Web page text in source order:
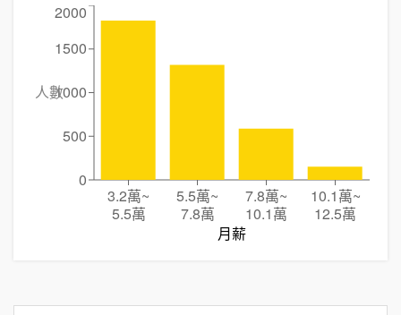
3.2萬~
5.5萬
5.5萬~
7.8萬
7.8萬~
10.1萬
10.1萬~
12.5萬
月薪
0
500
1000
1500
2000
人數